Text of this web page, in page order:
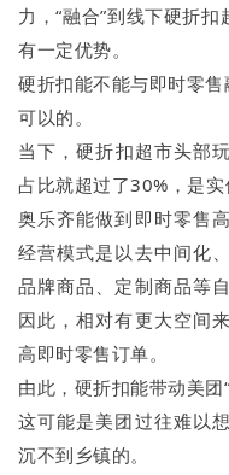
力，“融合”到线下硬折
有一定优势。
硬折扣能不能与即时零售
可以的。
当下，硬折扣超市头部
占比就超过了30%，是实
奥乐齐能做到即时零售
经营模式是以去中间化
品牌商品、定制商品等
因此，相对有更大空间
高即时零售订单。
由此，硬折扣能带动美团“
这可能是美团过往难以
沉不到乡镇的。